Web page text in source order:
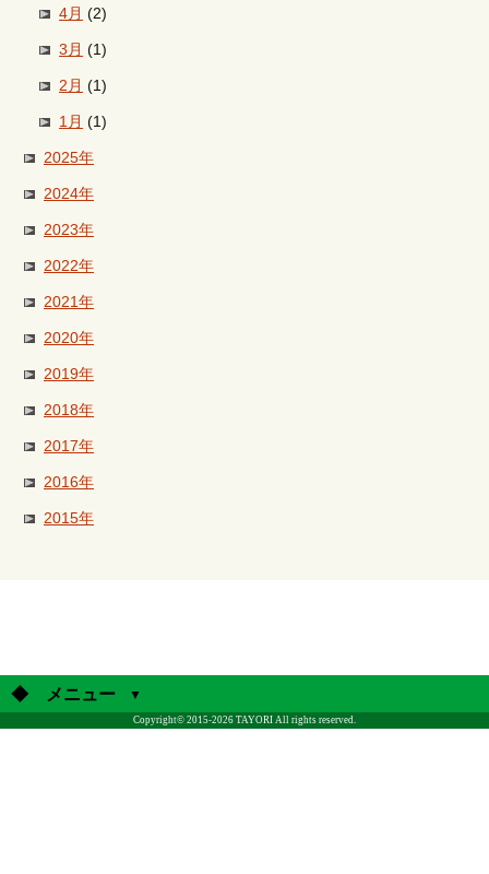
4月 (2)
3月 (1)
2月 (1)
1月 (1)
2025年
2024年
2023年
2022年
2021年
2020年
2019年
2018年
2017年
2016年
2015年
◆ メニュー
Copyright© 2015-2026 TAYORI All rights reserved.